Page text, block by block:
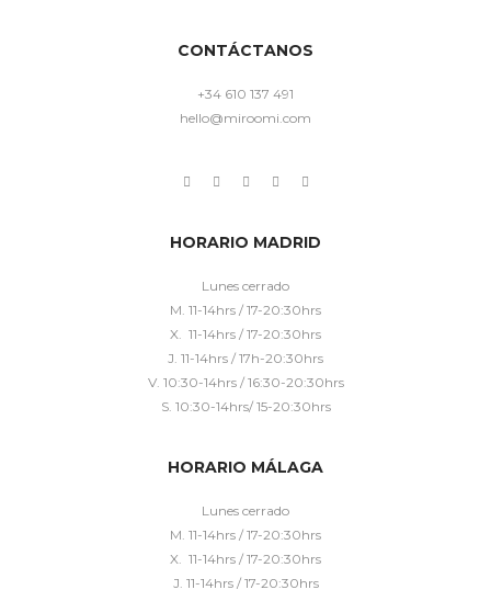
CONTÁCTANOS
+34 610 137 491
hello@miroomi.com
HORARIO MADRID
Lunes cerrado
M. 11-14hrs / 17-20:30hrs
X. 11-14hrs / 17-20:30hrs
J. 11-14hrs / 17h-20:30hrs
V. 10:30-14hrs / 16:30-20:30hrs
S. 10:30-14hrs/ 15-20:30hrs
HORARIO MÁLAGA
Lunes cerrado
M. 11-14hrs / 17-20:30hrs
X. 11-14hrs / 17-20:30hrs
J. 11-14hrs / 17-20:30hrs